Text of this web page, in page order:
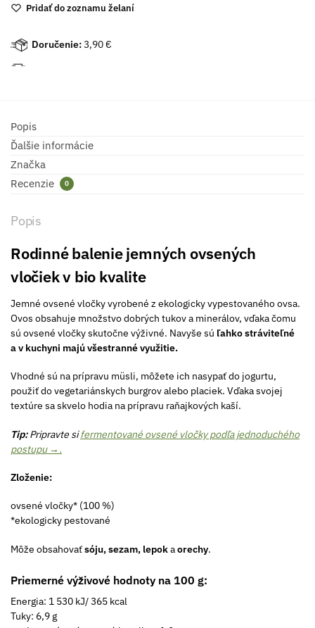
Pridať do zoznamu želaní
Doručenie:3,90 €
Popis
Ďalšie informácie
Značka
Recenzie
0
Popis
Rodinné balenie jemných ovsených
vločiek v bio kvalite
Jemné ovsené vločky vyrobené z ekologicky vypestovaného ovsa.
Ovos obsahuje množstvo dobrých tukov a minerálov, vďaka čomu
sú ovsené vločky skutočne výživné. Navyše sú ľahko stráviteľné
a v kuchyni majú všestranné využitie.
Vhodné sú na prípravu müsli, môžete ich nasypať do jogurtu,
použiť do vegetariánskych burgrov alebo placiek. Vďaka svojej
textúre sa skvelo hodia na prípravu raňajkových kaší.
Tip:Pripravte sifermentované ovsené vločky podľa jednoduchého
postupu →.
Zloženie:
ovsené vločky* (100 %)
*ekologicky pestované
Môže obsahovaťsóju, sezam, lepokaorechy.
Priemerné výživové hodnoty na 100 g:
Energia: 1 530 kJ/ 365 kcal
Tuky: 6,9 g